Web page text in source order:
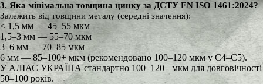
3. Яка мінімальна товщина цинку за ДСТУ EN ISO 1461:2024?
Залежить від товщини металу (середні значення):
≤ 1,5 мм — 45–55 мкм
1,5–3 мм — 55–70 мкм
3–6 мм — 70–85 мкм
6 мм — 85–100+ мкм (рекомендовано 100–120 мкм у C4–C5).
У АЛІАС УКРАЇНА стандартно 100–120+ мкм для довговічності
50–100 років.